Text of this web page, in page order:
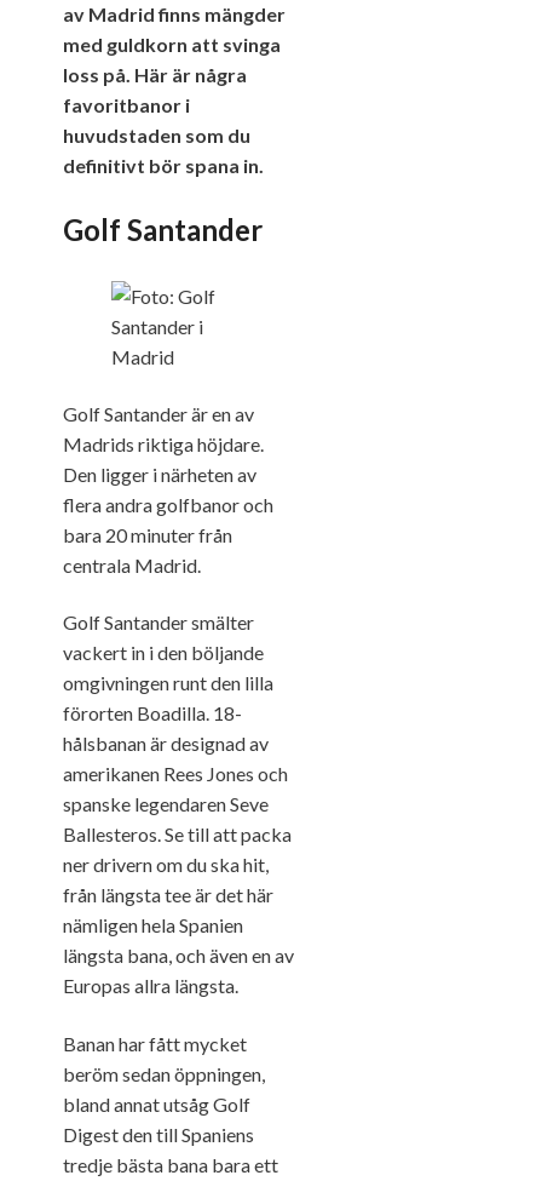
av Madrid finns mängder
med guldkorn att svinga
loss på. Här är några
favoritbanor i
huvudstaden som du
definitivt bör spana in.
Golf Santander
Golf Santander är en av
Madrids riktiga höjdare.
Den ligger i närheten av
flera andra golfbanor och
bara 20 minuter från
centrala Madrid.
Golf Santander smälter
vackert in i den böljande
omgivningen runt den lilla
förorten Boadilla. 18-
hålsbanan är designad av
amerikanen Rees Jones och
spanske legendaren Seve
Ballesteros. Se till att packa
ner drivern om du ska hit,
från längsta tee är det här
nämligen hela Spanien
längsta bana, och även en av
Europas allra längsta.
Banan har fått mycket
beröm sedan öppningen,
bland annat utsåg Golf
Digest den till Spaniens
tredje bästa bana bara ett